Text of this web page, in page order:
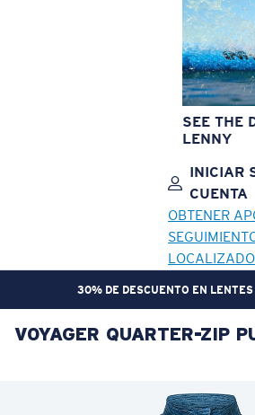
SEE THE
LENNY
INICIAR
CUENTA
OBTENER
30% DE DESCUENTO EN LENTES
OBJETIVO ACTUALIZADO
VOYAGER QUARTER-ZIP